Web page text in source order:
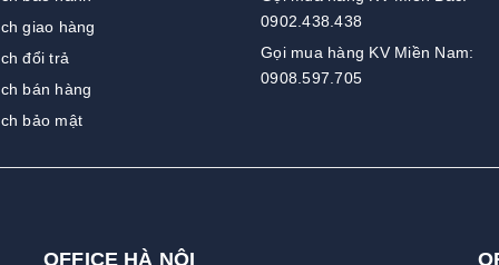
giao hàng
đổi trả
bán hàng
bảo mật
0902.438.438
Gọi mua hàng KV Miền Nam:
0908.597.705
OFFICE HÀ NỘI